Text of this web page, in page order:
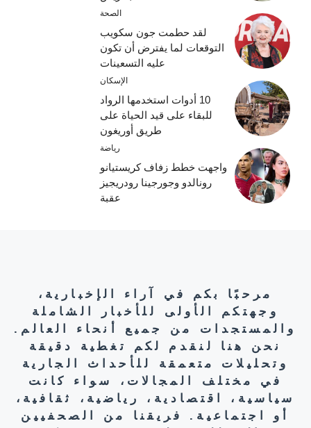
الصحة
لقد حطمت جون سكويب
التوقعات لما يفترض أن تكون
عليه التسعينات
الإسكان
10 أدوات استخدمها الرواد
للبقاء على قيد الحياة على
طريق أوريغون
رياضة
واجهت خطط زفاف كريستيانو
رونالدو وجورجينا رودريجيز
عقبة
مرحبًا بكم في آراء الإخبارية،
وجهتكم الأولى للأخبار الشاملة
والمستجدات من جميع أنحاء العالم.
نحن هنا لنقدم لكم تغطية دقيقة
وتحليلات متعمقة للأحداث الجارية
في مختلف المجالات، سواء كانت
سياسية، اقتصادية، رياضية، ثقافية،
أو اجتماعية. فريقنا من الصحفيين